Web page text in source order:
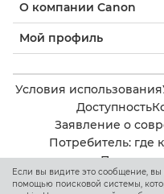
Если вы видите это сообщение,
помощью поисковой системы,
О компании Canon
Мой профиль
Условия использования
Доступность
Заявление о
Потребитель: где